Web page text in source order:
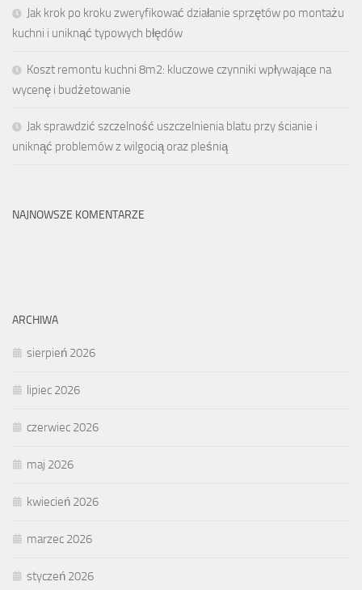
Jak krok po kroku zweryfikować działanie sprzętów po montażu
kuchni i uniknąć typowych błędów
Koszt remontu kuchni 8m2: kluczowe czynniki wpływające na
wycenę i budżetowanie
Jak sprawdzić szczelność uszczelnienia blatu przy ścianie i
uniknąć problemów z wilgocią oraz pleśnią
NAJNOWSZE KOMENTARZE
ARCHIWA
sierpień 2026
lipiec 2026
czerwiec 2026
maj 2026
kwiecień 2026
marzec 2026
styczeń 2026